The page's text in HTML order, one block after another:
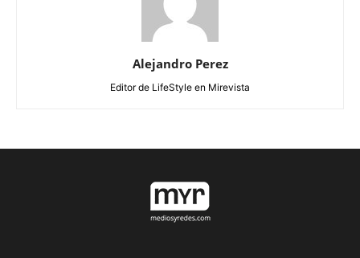
Alejandro Perez
Editor de LifeStyle en Mirevista